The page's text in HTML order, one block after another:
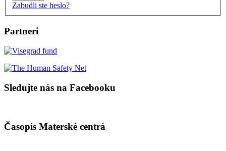
Zabudli ste heslo?
Partneri
Sledujte nás na Facebooku
Časopis Materské centrá